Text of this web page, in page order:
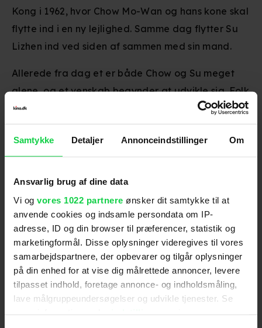
Samtykke Detaljer Annonceindstillinger Om
Ansvarlig brug af dine data
Vi og vores 1022 partnere ønsker dit samtykke til at
anvende cookies og indsamle persondata om IP-
adresse, ID og din browser til præferencer, statistik og
marketingformål. Disse oplysninger videregives til vores
samarbejdspartnere, der opbevarer og tilgår oplysninger
på din enhed for at vise dig målrettede annoncer, levere
tilpasset indhold, foretage annonce- og indholdsmåling,
lave målgruppeundersøgelser og udvikle tjenester. Se
Premiere: 12.05.2021
Skuespillere:Tony Chiu Wai Leung ,Maggie Cheung
Genre:Drama / Romantik
Instruktion:Kar-wai Wong
Distributør: Camera Film
Kong i 1962, hvor Chow Mo-Wan og hans kone skal
flytte ind i en ny lejlighed. Samme dag flytter Su
Lizhen ind ved siden af sammen med sin mand.
Allerede fra dag et er både Chow og Su meget
alene, og et venskab begynder at udvikle sig. Folk
begynder at snakke om deres møder, men i
virkeligheden er det ikke dem, der har noget
kørende...
Cannes i 2000 og er instrueret af Kar-Wai Wong,
som også står bag '2046' ogThe Grandmaster.